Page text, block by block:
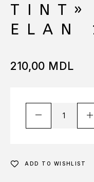
TINT»
ELAN
210,00 MDL
ADD TO WISHLIST